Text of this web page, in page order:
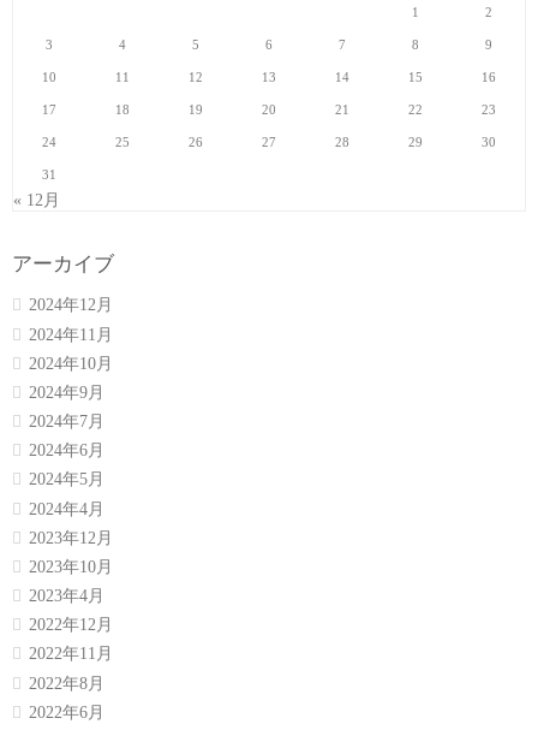
1
2
3 4 5 6 7 8 9
10 11 12 13 14 15 16
17 18 19 20 21 22 23
24 25 26 27 28 29 30
31
« 12月
アーカイブ
2024年12月
2024年11月
2024年10月
2024年9月
2024年7月
2024年6月
2024年5月
2024年4月
2023年12月
2023年10月
2023年4月
2022年12月
2022年11月
2022年8月
2022年6月